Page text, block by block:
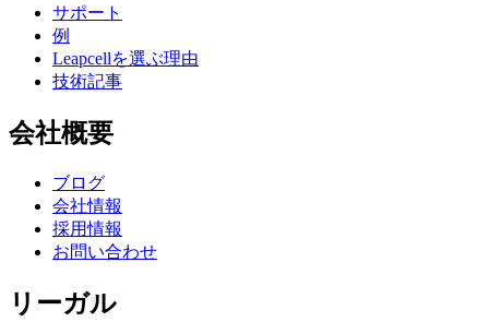
サポート
例
Leapcellを選ぶ理由
技術記事
会社概要
ブログ
会社情報
採用情報
お問い合わせ
リーガル